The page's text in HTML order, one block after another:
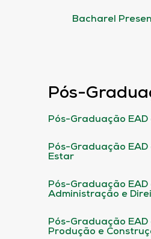
Bacharel
Pós-
Pós-Graduação EAD
Pós-Graduação
Estar
Pós-Graduação EAD
Administração e
Pós-Graduação EAD
Produção e